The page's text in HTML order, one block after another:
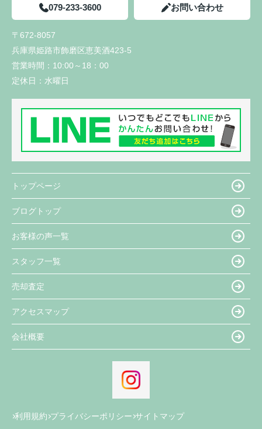
079-233-3600 お問い合わせ
〒672-8057
兵庫県姫路市飾磨区恵美酒423-5
営業時間： 10:00～18：00
定休日： 水曜日
トップページ
ブログトップ
お客様の声一覧
スタッフ一覧
売却査定
アクセスマップ
会社概要
利用規約 プライバシーポリシー サイトマップ